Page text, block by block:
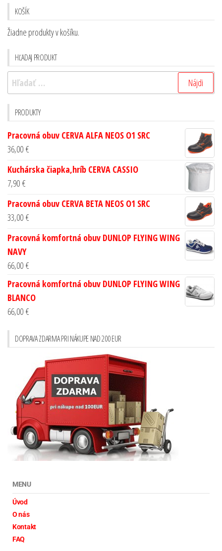
KOŠÍK
Žiadne produkty v košíku.
HĽADAJ PRODUKT
PRODUKTY
Pracovná obuv CERVA ALFA NEOS O1 SRC
36,00 €
Kuchárska čiapka,hríb CERVA CASSIO
7,90 €
Pracovná obuv CERVA BETA NEOS O1 SRC
33,00 €
Pracovná komfortná obuv DUNLOP FLYING WING
NAVY
66,00 €
Pracovná komfortná obuv DUNLOP FLYING WING
BLANCO
66,00 €
DOPRAVA ZDARMA PRI NÁKUPE NAD 200 EUR
MENU
Úvod
O nás
Kontakt
FAQ